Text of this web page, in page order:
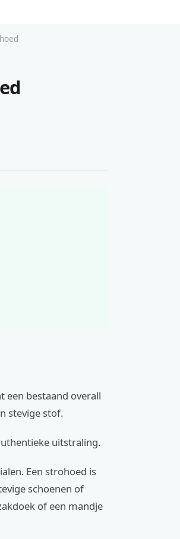
een bestaand overall
stevige stof.
uitstraling.
Een strohoed is
schoenen of
of een mandje